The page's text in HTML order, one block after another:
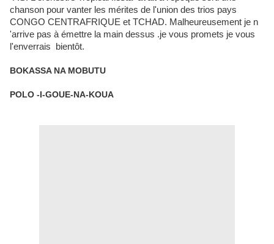
chanson pour vanter les mérites de l'union des trios pays
CONGO CENTRAFRIQUE et TCHAD. Malheureusement je n
'arrive pas à émettre la main dessus .je vous promets je vous
l'enverrais bientôt.
BOKASSA NA MOBUTU
POLO -I-GOUE-NA-KOUA